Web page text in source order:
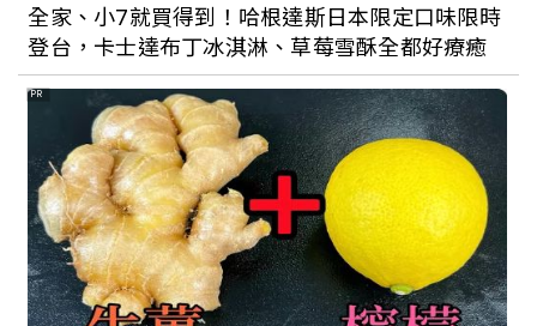
全家、小7就買得到！哈根達斯日本限定口味限時
登台，卡士達布丁冰淇淋、草莓雪酥全都好療癒
PR